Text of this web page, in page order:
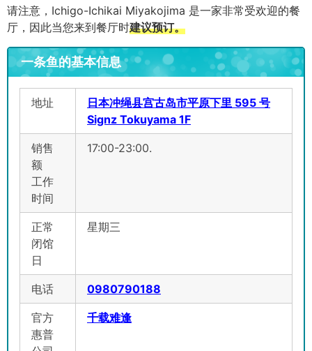
请注意，Ichigo-Ichikai Miyakojima 是一家非常受欢迎的餐
厅，因此当您来到餐厅时建议预订。
一条鱼的基本信息
地址
日本冲绳县宫古岛市平原下里 595 号
Signz Tokuyama 1F
销售
额
工作
时间
17:00-23:00.
正常
闭馆
日
星期三
电话 0980790188
官方
惠普
千载难逢